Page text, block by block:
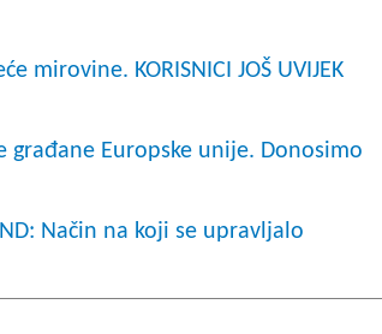
mirovine. KORISNICI JOŠ UVIJEK
građane Europske unije. Donosimo
Način na koji se upravljalo